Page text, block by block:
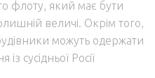
флоту, який має бути
величі. Окрім того,
можуть одержати
сусідньої Росії